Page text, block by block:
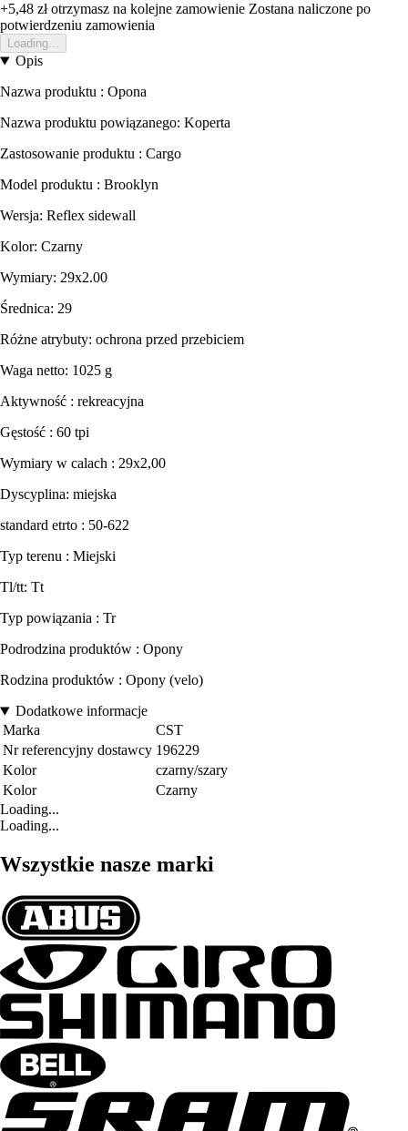
+5,48 złotrzymasz na kolejne zamowienie Zostana naliczone po
potwierdzeniu zamowienia
Loading...
Opis
Nazwa produktu : Opona
Nazwa produktu powiązanego: Koperta
Zastosowanie produktu : Cargo
Model produktu : Brooklyn
Wersja: Reflex sidewall
Kolor: Czarny
Wymiary: 29x2.00
Średnica: 29
Różne atrybuty: ochrona przed przebiciem
Waga netto: 1025 g
Aktywność : rekreacyjna
Gęstość : 60 tpi
Wymiary w calach : 29x2,00
Dyscyplina: miejska
standard etrto : 50-622
Typ terenu : Miejski
Tl/tt: Tt
Typ powiązania : Tr
Podrodzina produktów : Opony
Rodzina produktów : Opony (velo)
Dodatkowe informacje
Marka
CST
Nr referencyjny dostawcy 196229
Kolor
czarny/szary
Kolor
Czarny
Loading...
Loading...
Wszystkie nasze marki